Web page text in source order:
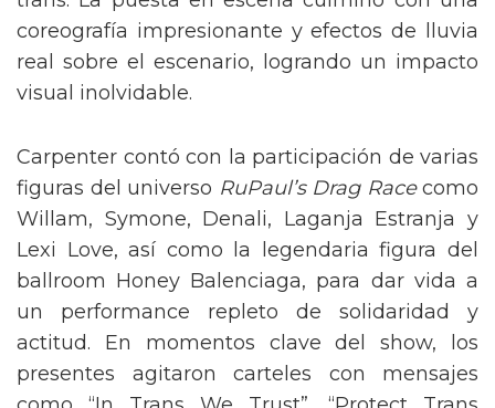
trans. La puesta en escena culminó con una
coreografía impresionante y efectos de lluvia
real sobre el escenario, logrando un impacto
Carpenter contó con la participación de varias
figuras del universo
RuPaul’s Drag Race
como
Willam, Symone, Denali, Laganja Estranja y
Lexi Love, así como la legendaria figura del
ballroom Honey Balenciaga, para dar vida a
un performance repleto de solidaridad y
actitud. En momentos clave del show, los
presentes agitaron carteles con mensajes